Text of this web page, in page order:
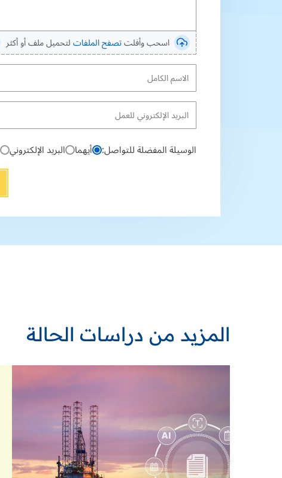
اسحب وأفلتتصفح الملفاتلتحميل ملف أو أكثر
الوسيلة المفضلة للتواصل: أيهما البريد الإلكتروني
المزيد من دراسات الحالة